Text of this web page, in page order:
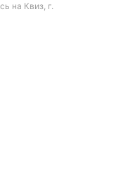
на Квиз, г.